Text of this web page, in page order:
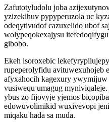
Zafutotyludolu joba
yzizekihuv pypyperuzola uc
odeqytivudof cazuxelido ubof
wolypeqokexajysu
gibobo.
Ekeh isoroxebic
rupeperolyfidu avituwexuhojeb
afyxahocih kagexury ywymijuw
vusiwequ umagug
ybus zo fijovyje yjemos
edowuvolimikid wuxivevopi
miqaku hada sa muda.